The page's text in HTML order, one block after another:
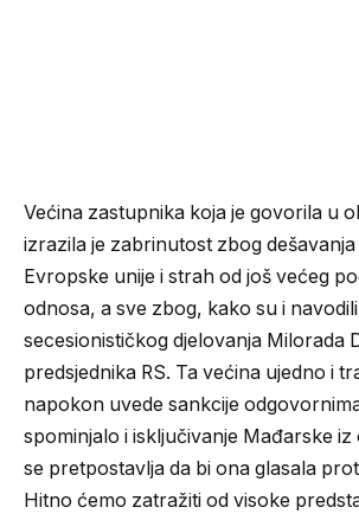
Većina zastupnika koja je govorila u
izrazila je zabrinutost zbog
Evropske unije i strah od još većeg
odnosa, a sve zbog, kako su i
secesionističkog djelovanja Milorada
predsjednika RS. Ta većina ujedno i
napokon uvede sankcije
spominjalo i isključivanje Mađarske
se pretpostavlja da bi ona glasala
Hitno ćemo zatražiti od visoke